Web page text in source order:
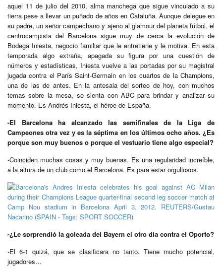
aquel 11 de julio del 2010, alma manchega que sigue vinculado a su
tierra pese a llevar un puñado de años en Cataluña. Aunque delegue en
su padre, un señor campechano y ajeno al glamour del planeta fútbol, el
centrocampista del Barcelona sigue muy de cerca la evolución de
Bodega Iniesta, negocio familiar que le entretiene y le motiva. En esta
temporada algo extraña, apagada su figura por una cuestión de
números y estadísticas, Iniesta vuelve a las portadas por su magistral
jugada contra el París Saint-Germain en los cuartos de la Champions,
una de las de antes. En la antesala del sorteo de hoy, con muchos
temas sobre la mesa, se sienta con ABC para brindar y analizar su
momento. Es Andrés Iniesta, el héroe de España.
-El Barcelona ha alcanzado las semifinales de la Liga de
Campeones otra vez y es la séptima en los últimos ocho años. ¿Es
porque son muy buenos o porque el vestuario tiene algo especial?
-Coinciden muchas cosas y muy buenas. Es una regularidad increíble,
a la altura de un club como el Barcelona. Es para estar orgullosos.
-¿Le sorprendió la goleada del Bayern el otro día contra el Oporto?
-El 6-1 quizá, que se clasificara no tanto. Tiene mucho potencial,
jugadores…